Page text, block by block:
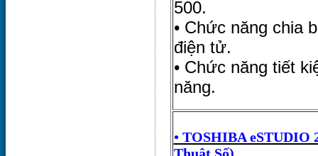
500.
• Chức năng chia
điện tử.
• Chức năng tiết
năng.
• TOSHIBA eSTUDIO